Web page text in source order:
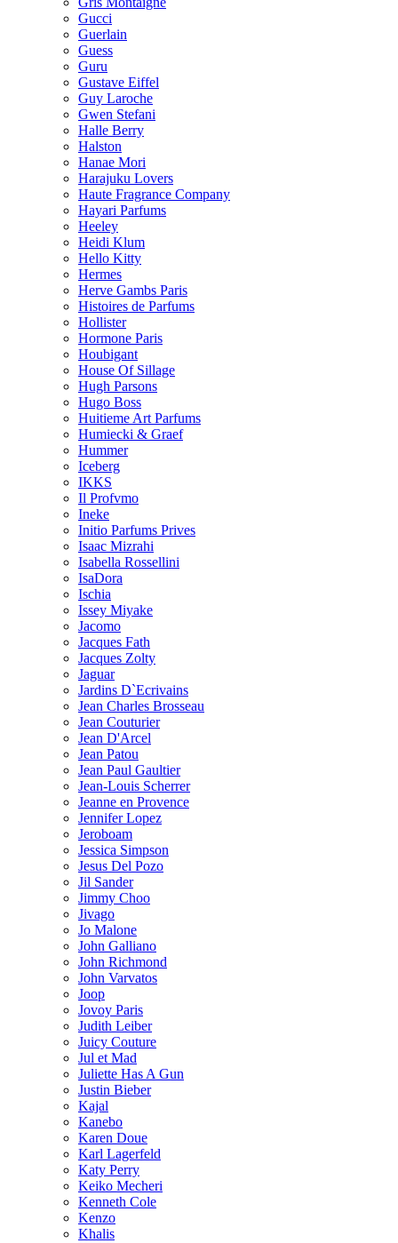
Gucci
Guerlain
Guess
Guru
Gustave Eiffel
Guy Laroche
Gwen Stefani
Halle Berry
Halston
Hanae Mori
Harajuku Lovers
Haute Fragrance Company
Hayari Parfums
Heeley
Heidi Klum
Hello Kitty
Hermes
Herve Gambs Paris
Histoires de Parfums
Hollister
Hormone Paris
Houbigant
House Of Sillage
Hugh Parsons
Hugo Boss
Huitieme Art Parfums
Humiecki & Graef
Hummer
Iceberg
IKKS
Il Profvmo
Ineke
Initio Parfums Prives
Isaac Mizrahi
Isabella Rossellini
IsaDora
Ischia
Issey Miyake
Jacomo
Jacques Fath
Jacques Zolty
Jaguar
Jardins D`Ecrivains
Jean Charles Brosseau
Jean Couturier
Jean D'Arcel
Jean Patou
Jean Paul Gaultier
Jean-Louis Scherrer
Jeanne en Provence
Jennifer Lopez
Jeroboam
Jessica Simpson
Jesus Del Pozo
Jil Sander
Jimmy Choo
Jivago
Jo Malone
John Galliano
John Richmond
John Varvatos
Joop
Jovoy Paris
Judith Leiber
Juicy Couture
Jul et Mad
Juliette Has A Gun
Justin Bieber
Kajal
Kanebo
Karen Doue
Karl Lagerfeld
Katy Perry
Keiko Mecheri
Kenneth Cole
Kenzo
Khalis